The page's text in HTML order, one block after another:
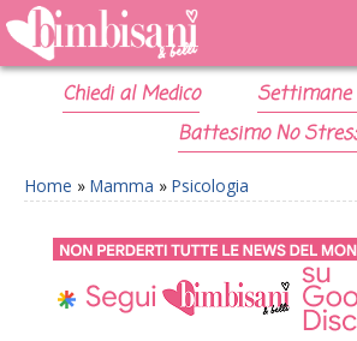
Chiedi al Medico
Settimane
Battesimo No
Home » Mamma » Psicologia